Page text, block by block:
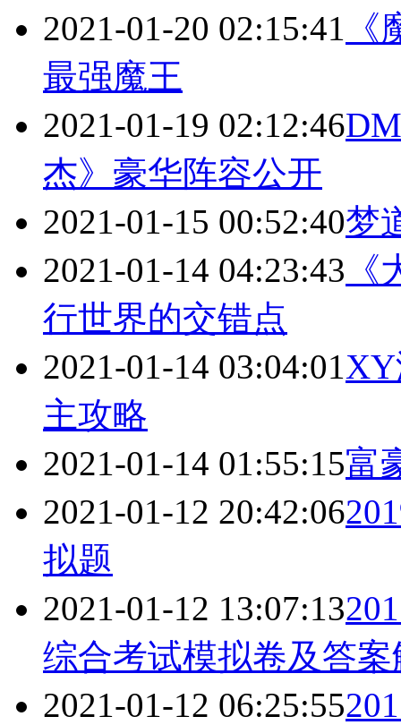
2021-01-20 02:15:41
最强魔王
2021-01-19 02:12:46
杰》豪华阵容公开
2021-01-15 00:52:40梦
2021-01-14 04:23:43
行世界的交错点
2021-01-14 03:04:01
主攻略
2021-01-14 01:55:15富
2021-01-12 20:42:06
拟题
2021-01-12 13:07:13
综合考试模拟卷及答案
2021-01-12 06:25:55